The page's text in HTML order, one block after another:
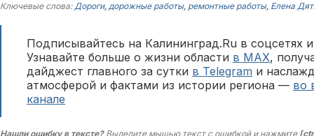
Ключевые слова:Дороги, дорожные работы, ремонтные работы, Елена
Подписывайтесь на Калининград.Ru в соцсетях
Узнавайте больше о жизни области в MAX,
дайджест главного за сутки в Telegram и
атмосферой и фактами из истории региона — во
канале
Нашли ошибку в тексте?Выделите мышью текст с ошибкой и нажмите